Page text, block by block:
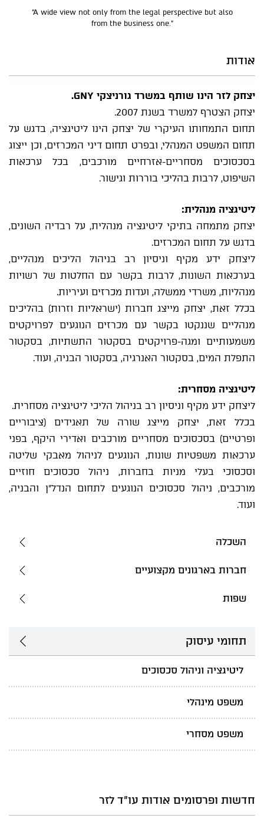
“A wide view not only from the legal perspective but also
from the business one.”
אודות
יצחק לזר הינו שותף במשרד גורניצקי GNY.
יצחק הצטרף למשרד בשנת 2007.
תחום התמחותו העיקרי של יצחק הינו ליטיגציה, בדגש על
תחום המשפט המנהלי, ובפרט תחום דיני המכרזים, וכן ייצוג
בסכסוכים מסחריים-אזרחיים מורכבים, בכל ערכאות
השיפוט, לרבות בהליכי בוררות וגישור.
ליטיגציה מנהלית:
יצחק מתמחה בתיקי ליטיגציה מנהלית, על רבדיה השונים,
בדגש על תחום המכרזים.
ליצחק ידע מקיף וניסיון רב בניהול הליכים מנהליים,
בערכאות השונות, לרבות בקשר עם החלטות של רשויות
מנהליות, משרדי ממשלה, ועדות מכרזים ועיריות.
בכלל זאת, יצחק מייצג חברות (ישראליות וזרות) בהליכים
מנהליים שננקטו בקשר עם מכרזים הנוגעים לפרויקטים
משמעותיים ומגה-פרויקטים בסקטור התשתיות, בסקטור
התפלת המים, בסקטור האנרגיה, בסקטור הבניה, ועוד.
ליטיגציה מסחרית:
ליצחק ידע מקיף וניסיון רב בניהול הליכי ליטיגציה מסחרית.
בכלל זאת, יצחק מייצג שורה של תאגידים (ציבוריים
ופרטיים) בסכסוכים מסחריים מורכבים ואדירי היקף, בפני
ערכאות משפטיות שונות, הנוגעים לניהול מאבקי שליטה
וסכסוכי בעלי מניות בחברות, ניהול סכסוכים חוזיים
מורכבים, ניהול סכסוכים הנוגעים לתחום הנדל"ן והבניה,
ועוד.
השכלה
חברות בארגונים מקצועיים
שפות
תחומי עיסוק
ליטיגציה וניהול סכסוכים
משפט מינהלי
משפט מסחרי
חדשות ופרסומים אודות עו"ד לזר